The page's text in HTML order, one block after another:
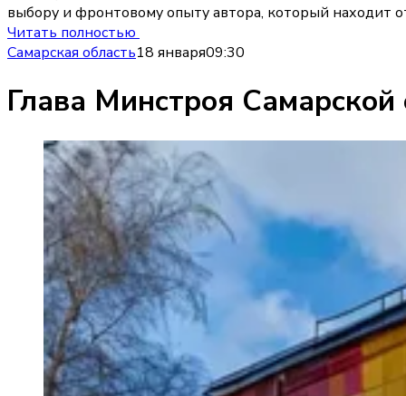
выбору и фронтовому опыту автора, который находит
Читать полностью
Самарская область18 января09:30
Глава Минстроя